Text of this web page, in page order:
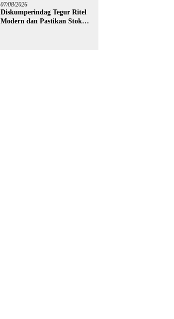
07/08/2026
Diskumperindag Tegur Ritel
Modern dan Pastikan Stok